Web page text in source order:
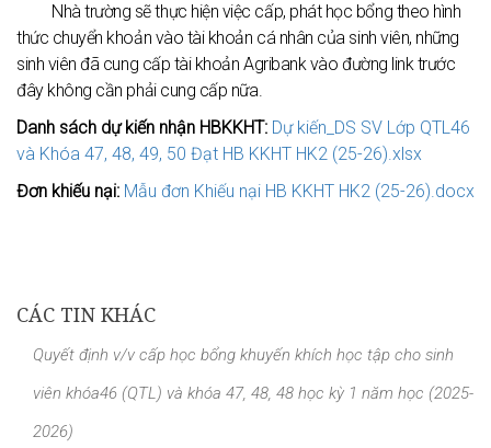
Nhà trường sẽ thực hiện việc cấp, phát học bổng theo hình
thức chuyển khoản vào tài khoản cá nhân của sinh viên, những
sinh viên đã cung cấp tài khoản Agribank vào đường link trước
đây không cần phải cung cấp nữa.
Danh sách dự kiến nhận HBKKHT: Dự kiến_DS SV Lớp QTL46
và Khóa 47, 48, 49, 50 Đạt HB KKHT HK2 (25-26).xlsx
Đơn khiếu nại: Mẫu đơn Khiếu nại HB KKHT HK2 (25-26).docx
CÁC TIN KHÁC
Quyết định v/v cấp học bổng khuyến khích học tập cho sinh
viên khóa46 (QTL) và khóa 47, 48, 48 học kỳ 1 năm học (2025-
2026)